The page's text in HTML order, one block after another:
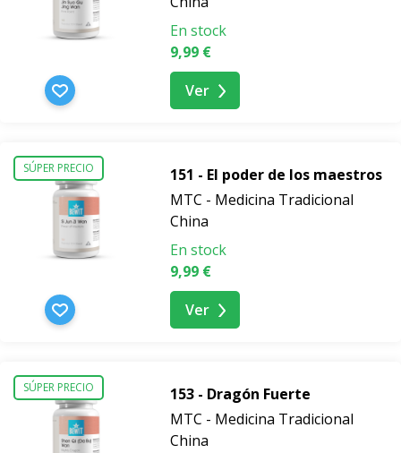
En stock
9,99 €
Ver
SÚPER PRECIO
151 - El poder de los maestros
MTC - Medicina Tradicional
China
En stock
9,99 €
Ver
SÚPER PRECIO
153 - Dragón Fuerte
MTC - Medicina Tradicional
China